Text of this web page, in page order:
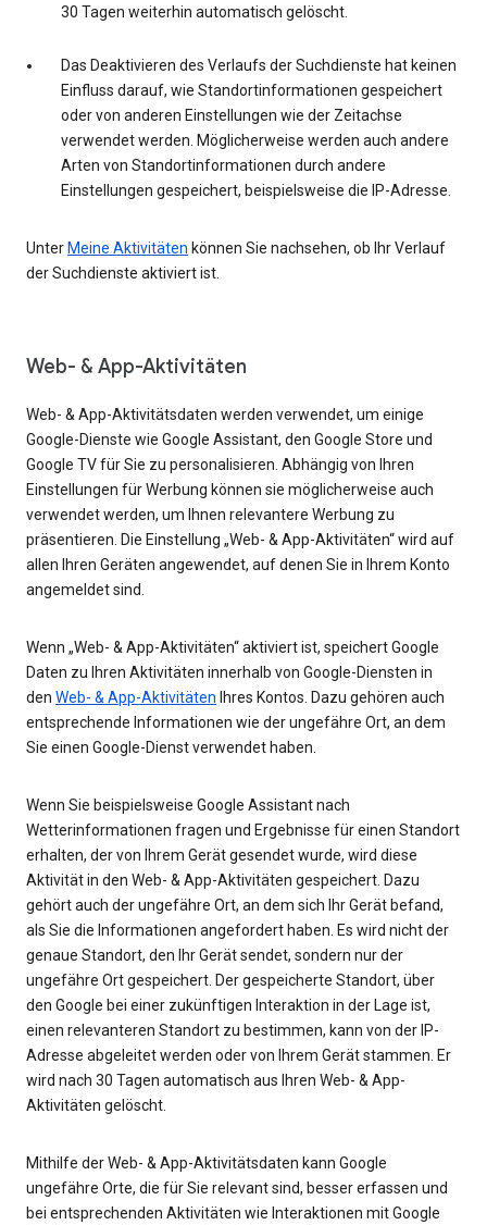
30 Tagen weiterhin automatisch gelöscht.
Das Deaktivieren des Verlaufs der Suchdienste hat keinen
Einfluss darauf, wie Standortinformationen gespeichert
oder von anderen Einstellungen wie der Zeitachse
verwendet werden. Möglicherweise werden auch andere
Arten von Standortinformationen durch andere
Einstellungen gespeichert, beispielsweise die IP-Adresse.
Unter Meine Aktivitäten können Sie nachsehen, ob Ihr Verlauf
der Suchdienste aktiviert ist.
Web- & App-Aktivitäten
Web- & App-Aktivitätsdaten werden verwendet, um einige
Google-Dienste wie Google Assistant, den Google Store und
Google TV für Sie zu personalisieren. Abhängig von Ihren
Einstellungen für Werbung können sie möglicherweise auch
verwendet werden, um Ihnen relevantere Werbung zu
präsentieren. Die Einstellung „Web- & App-Aktivitäten“ wird auf
allen Ihren Geräten angewendet, auf denen Sie in Ihrem Konto
angemeldet sind.
Wenn „Web- & App-Aktivitäten“ aktiviert ist, speichert Google
Daten zu Ihren Aktivitäten innerhalb von Google-Diensten in
den Web- & App-Aktivitäten Ihres Kontos. Dazu gehören auch
entsprechende Informationen wie der ungefähre Ort, an dem
Sie einen Google-Dienst verwendet haben.
Wenn Sie beispielsweise Google Assistant nach
Wetterinformationen fragen und Ergebnisse für einen Standort
erhalten, der von Ihrem Gerät gesendet wurde, wird diese
Aktivität in den Web- & App-Aktivitäten gespeichert. Dazu
gehört auch der ungefähre Ort, an dem sich Ihr Gerät befand,
als Sie die Informationen angefordert haben. Es wird nicht der
genaue Standort, den Ihr Gerät sendet, sondern nur der
ungefähre Ort gespeichert. Der gespeicherte Standort, über
den Google bei einer zukünftigen Interaktion in der Lage ist,
einen relevanteren Standort zu bestimmen, kann von der IP-
Adresse abgeleitet werden oder von Ihrem Gerät stammen. Er
wird nach 30 Tagen automatisch aus Ihren Web- & App-
Aktivitäten gelöscht.
Mithilfe der Web- & App-Aktivitätsdaten kann Google
ungefähre Orte, die für Sie relevant sind, besser erfassen und
bei entsprechenden Aktivitäten wie Interaktionen mit Google